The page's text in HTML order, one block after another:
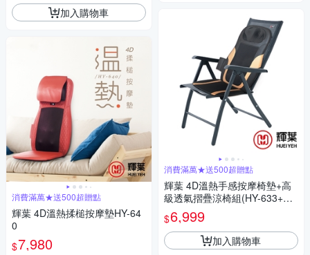
加入購物車
消費滿萬★送500超贈點
輝葉 4D溫熱揉槌按摩墊HY-64
0
$7,980
消費滿萬★送500超贈點
輝葉 4D溫熱手感按摩椅墊+高
級透氣摺疊涼椅組(HY-633+HY
-CR01)
$6,999
加入購物車